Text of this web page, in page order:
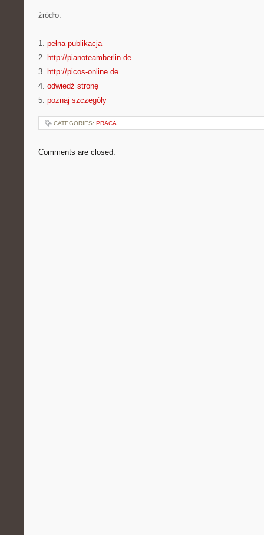
źródło:
———————————
1. pełna publikacja
2. http://pianoteamberlin.de
3. http://picos-online.de
4. odwiedź stronę
5. poznaj szczegóły
CATEGORIES: PRACA
Comments are closed.